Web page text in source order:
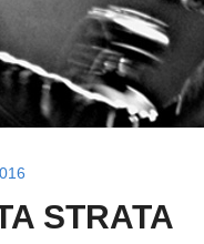
STRATA